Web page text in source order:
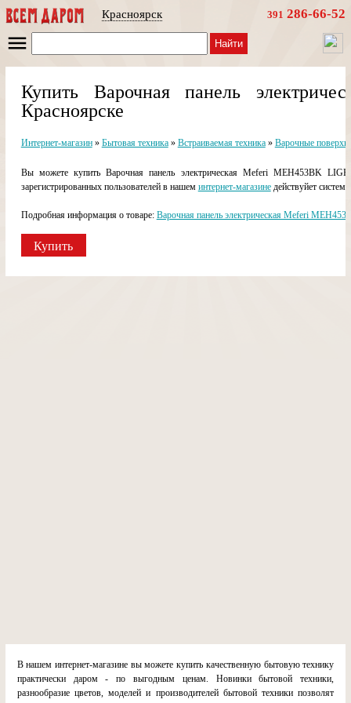
Красноярск 391 286-66-52
Найти
Купить Варочная панель
Красноярске
Интернет-магазин» Бытовая техника» Встраиваемая техника» Варочные
Вы можете купить Варочная панель электрическая Meferi MEH453BK
зарегистрированных пользователей в нашем интернет-магазинедействуйет
Подробная информация о товаре: Варочная панель электрическая Meferi
Купить
В нашем интернет-магазине вы можете купить качественную бытовую технику
практически даром - по выгодным ценам. Новинки бытовой техники,
разнообразие цветов, моделей и производителей бытовой техники позволят